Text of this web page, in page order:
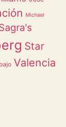
Michael
Star
Valencia